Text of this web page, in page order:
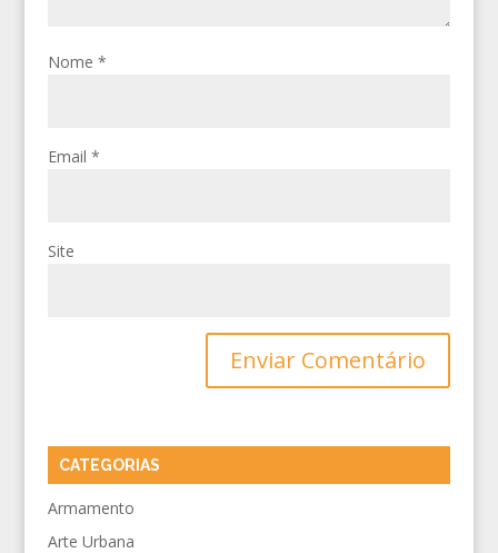
Nome *
Email *
Site
CATEGORIAS
Armamento
Arte Urbana